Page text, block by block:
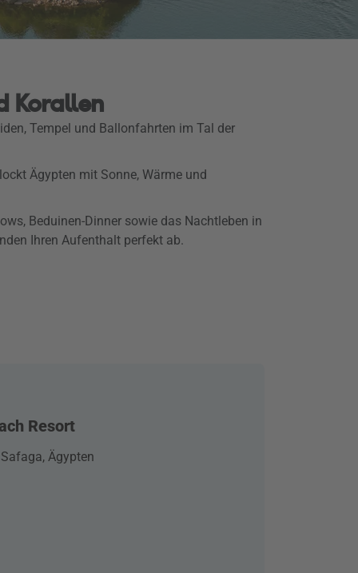
Korallen
Tempel und Ballonfahrten im Tal der
Ägypten mit Sonne, Wärme und
Beduinen-Dinner sowie das Nachtleben in
Ihren Aufenthalt perfekt ab.
Resort
Ägypten